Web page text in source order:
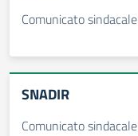
Comunicato sindacale
SNADIR
Comunicato sindacale